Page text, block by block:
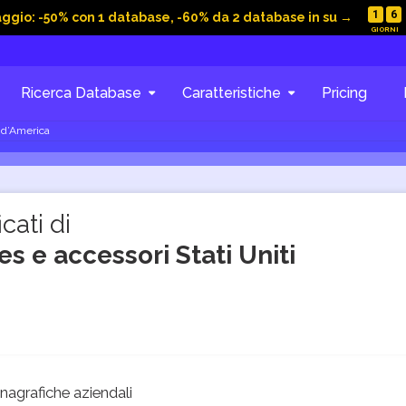
-50% con 1 database, -60% da 2 database in su → 1 6
Ricerca Database Caratteristiche Pricing
di
e accessori Stati Uniti
aziendali